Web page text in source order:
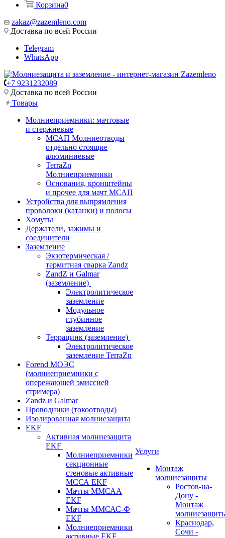
Корзина0
zakaz@zazemleno.com
Доставка по всей России
Telegram
WhatsApp
+7 9231232089
Доставка по всей России
Товары
Молниеприемники: мачтовые
и стержневые
МСАП Молниеотводы
отдельно стоящие
алюминиевые
TerraZn
Молниеприемники
Основания, кронштейны
и прочее для мачт МСАП
Устройства для выпрямления
проволоки (катанки) и полосы
Хомуты
Держатели, зажимы и
соединители
Заземление
Экзотермическая /
термитная сварка Zandz
ZandZ и Galmar
(заземление)
Электролитическое
заземление
Модульное
глубинное
заземление
Террацинк (заземление)
Электролитическое
заземление TerraZn
Forend МОЭС
(молниеприемники с
опережающей эмиссией
стримера)
Zandz и Galmar
Проводники (токоотводы)
Изолированная молниезащита
EKF
Активная молниезащита
EKF
Молниеприемники
секционные
стеновые активные
МССА EKF
Мачты ММСАА
EKF
Мачты ММСАС-Ф
EKF
Молниеприемники
активные EKF
Услуги
Монтаж
молниезащиты
Ростов-на-
Дону -
Монтаж
Краснодар,
Сочи -